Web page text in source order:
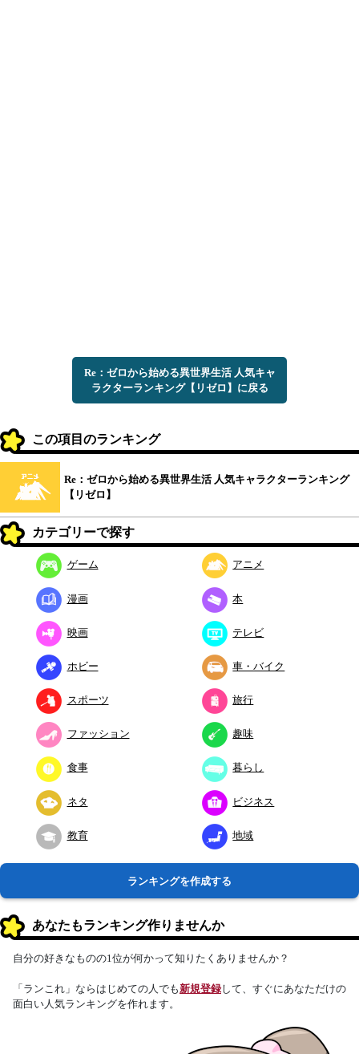
Re：ゼロから始める異世界生活 人気キャ
ラクターランキング【リゼロ】に戻る
この項目のランキング
Re：ゼロから始める異世界生活 人気キャラクターランキング
【リゼロ】
カテゴリーで探す
ゲーム アニメ
漫画 本
映画 テレビ
ホビー 車・バイク
スポーツ 旅行
ファッション 趣味
食事 暮らし
ネタ ビジネス
教育 地域
ランキングを作成する
あなたもランキング作りませんか
自分の好きなものの1位が何かって知りたくありませんか？
「ランこれ」ならはじめての人でも新規登録して、すぐにあなただけの
面白い人気ランキングを作れます。